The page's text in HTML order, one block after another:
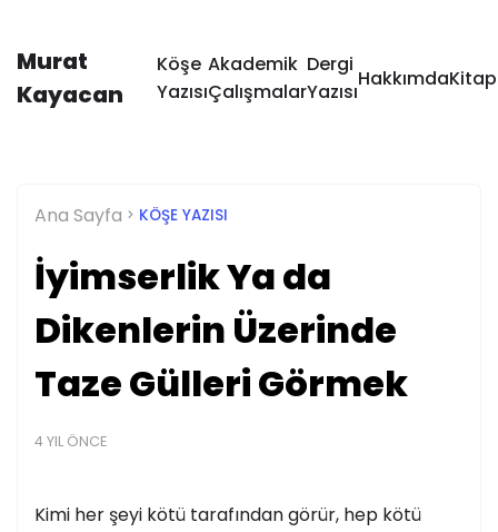
Murat
Kayacan
Köşe
Yazısı
Akademik
Çalışmalar
Dergi
Yazısı
HakkımdaKitap
Ana Sayfa KÖŞE YAZISI
İyimserlik Ya da
Dikenlerin Üzerinde
Taze Gülleri Görmek
4 YIL ÖNCE
Kimi her şeyi kötü tarafından görür, hep kötü